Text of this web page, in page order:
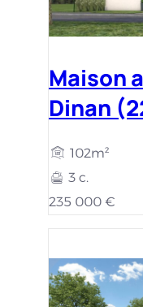
Maison
Dinan
102m²
3 c.
235 000 €